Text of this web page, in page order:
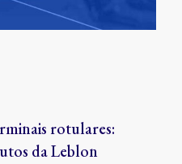
rotulares:
da Leblon